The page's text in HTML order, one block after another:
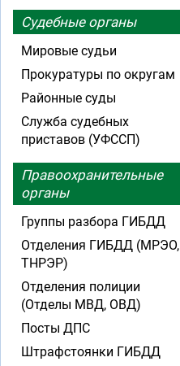
Судебные органы
Мировые судьи
Прокуратуры по округам
Районные суды
Служба судебных
приставов (УФССП)
Правоохранительные
органы
Группы разбора ГИБДД
Отделения ГИБДД (МРЭО,
ТНРЭР)
Отделения полиции
(Отделы МВД, ОВД)
Посты ДПС
Штрафстоянки ГИБДД